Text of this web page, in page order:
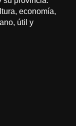
economía,
útil y